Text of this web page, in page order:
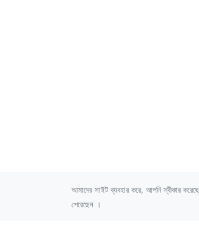
আমাদের সাইট ব্যবহার করে, আপনি স্বীকার
পেরেছেন ।